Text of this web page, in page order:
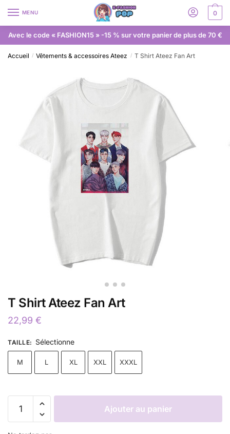
MENU 0
Avec le code « FASHION15 » -15 % sur votre panier de plus de 70 €
Accueil / Vêtements & accessoires Ateez / T Shirt Ateez Fan Art
T Shirt Ateez Fan Art
22,99 €
TAILLE: Sélectionne
M L XL XXL XXXL
Ajouter au panier